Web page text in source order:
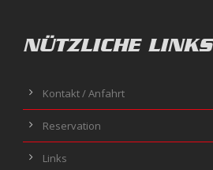
NÜTZLICHE LINKS
Kontakt / Anfahrt
Reservation
Links